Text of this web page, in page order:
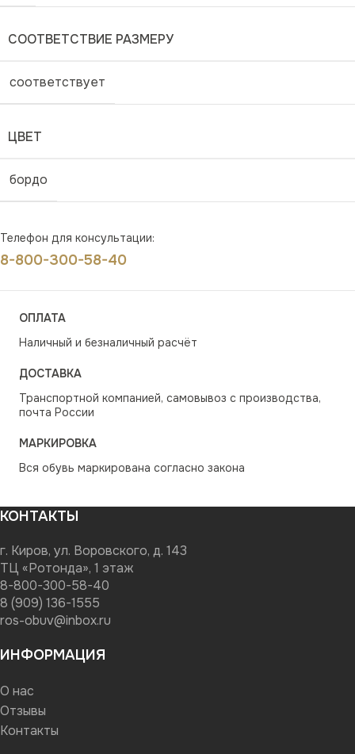
СООТВЕТСТВИЕ РАЗМЕРУ
соответствует
ЦВЕТ
бордо
Телефон для консультации:
8-800-300-58-40
ОПЛАТА
Наличный и безналичный расчёт
ДОСТАВКА
Транспортной компанией, самовывоз с производства,
почта России
МАРКИРОВКА
Вся обувь маркирована согласно закона
КОНТАКТЫ
г. Киров, ул. Воровского, д. 143
ТЦ «Ротонда», 1 этаж
8-800-300-58-40
8 (909) 136-1555
ros-obuv@inbox.ru
ИНФОРМАЦИЯ
О нас
Отзывы
Контакты